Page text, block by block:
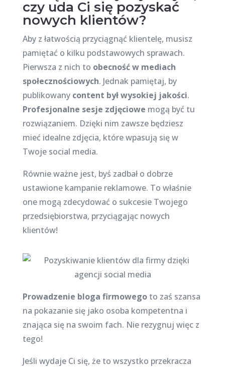
czy uda Ci się pozyskać
nowych klientów?
Aby z łatwością przyciągnąć klientelę, musisz
pamiętać o kilku podstawowych sprawach.
Pierwsza z nich to obecność w mediach
społecznościowych. Jednak pamiętaj, by
publikowany content był wysokiej jakości.
Profesjonalne sesje zdjęciowe mogą być tu
rozwiązaniem. Dzięki nim zawsze będziesz
mieć idealne zdjęcia, które wpasują się w
Twoje social media.
Równie ważne jest, byś zadbał o dobrze
ustawione kampanie reklamowe. To właśnie
one mogą zdecydować o sukcesie Twojego
przedsiębiorstwa, przyciągając nowych
klientów!
Prowadzenie bloga firmowegoto zaś szansa
na pokazanie się jako osoba kompetentna i
znająca się na swoim fach. Nie rezygnuj więc z
tego!
Jeśli wydaje Ci się, że to wszystko przekracza